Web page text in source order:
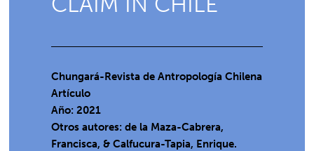
Chungará-Revista de Antropología Chilena
Artículo
Año: 2021
Otros autores: de la Maza-Cabrera,
Francisca, & Calfucura-Tapia, Enrique.